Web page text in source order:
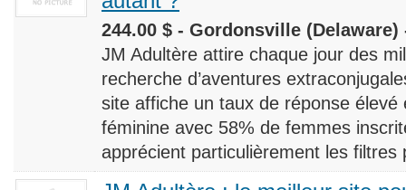
244.00 $ - Gordonsville (Delaware)
JM Adultère attire chaque jour des
recherche d’aventures
site affiche un taux de réponse
féminine avec 58% de femmes
apprécient particulièrement les filtres